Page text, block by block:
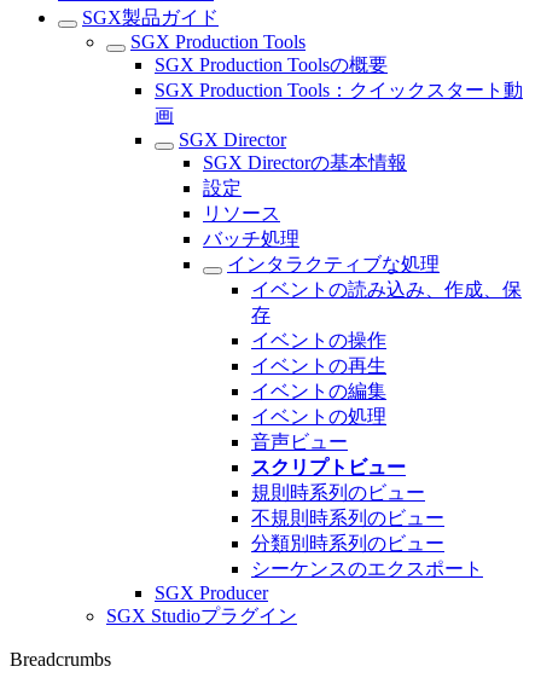
SGX製品ガイド
SGX Production Tools
SGX Production Toolsの概要
SGX Production Tools：クイックスタート動
画
SGX Director
SGX Directorの基本情報
設定
リソース
バッチ処理
インタラクティブな処理
イベントの読み込み、作成、保
存
イベントの操作
イベントの再生
イベントの編集
イベントの処理
音声ビュー
スクリプトビュー
規則時系列のビュー
不規則時系列のビュー
分類別時系列のビュー
シーケンスのエクスポート
SGX Producer
SGX Studioプラグイン
Breadcrumbs